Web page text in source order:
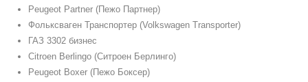
Peugeot Partner (Пежо Партнер)
Фольксваген Транспортер (Volkswagen Transporter)
ГАЗ 3302 бизнес
Citroen Berlingo (Ситроен Берлинго)
Peugeot Boxer (Пежо Боксер)